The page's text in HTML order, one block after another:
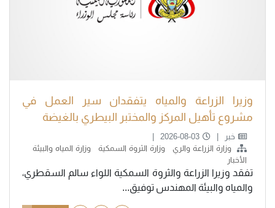
وزيرا الزراعة والمياه يتفقدان سير العمل في
مشروع تأهيل المركز والمختبر البيطري بالغيضة
خبر
2026-08-03
وزارة الزراعة والري
وزارة الثروة السمكية
وزارة المياه والبيئة
الأخبار
تفقد وزيرا الزراعة والثروة السمكية اللواء سالم السقطري،
والمياه والبيئة المهندس توفيق...